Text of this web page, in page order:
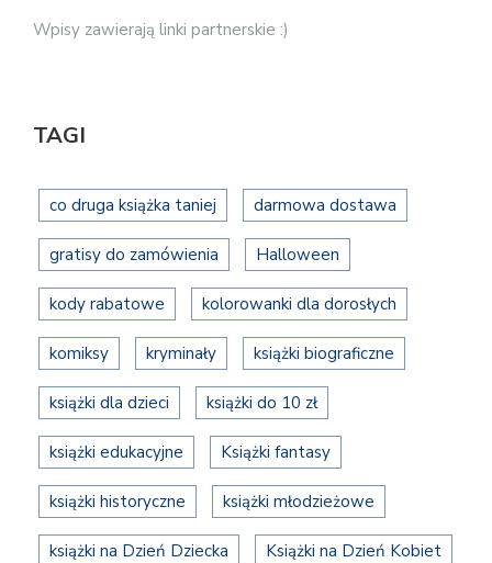
Wpisy zawierają linki partnerskie :)
TAGI
co druga książka taniej darmowa dostawa
gratisy do zamówienia Halloween
kody rabatowe kolorowanki dla dorosłych
komiksy kryminały książki biograficzne
książki dla dzieci książki do 10 zł
książki edukacyjne Książki fantasy
książki historyczne książki młodzieżowe
książki na Dzień Dziecka Książki na Dzień Kobiet